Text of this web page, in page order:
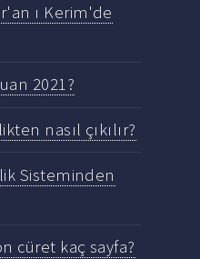
ı Kerim'de
2021?
nasıl çıkılır?
Sisteminden
cüret kaç sayfa?